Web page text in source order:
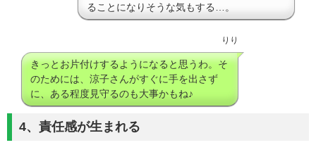
ることになりそうな気もする…。
りり
きっとお片付けするようになると思うわ。そ
のためには、涼子さんがすぐに手を出さず
に、ある程度見守るのも大事かもね♪
4、責任感が生まれる